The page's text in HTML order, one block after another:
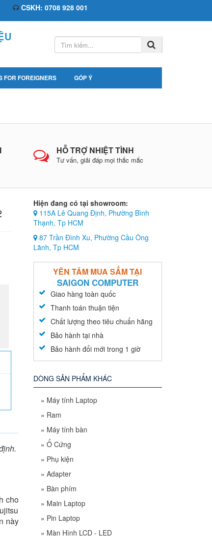
CSKH: 0708 928 001
FOR FOREIGNERS GÓP Ý
HỖ TRỢ NHIỆT TÌNH
Tư vấn, giải đáp mọi thắc mắc
cho
này
Hiện đang có tại showroom:
115A Lê Quang Định, Phường Bình
Thạnh, Tp HCM
87 Trần Đình Xu, Phường Cầu Ông
Lãnh, Tp HCM
YÊN TÂM MUA SẮM TẠI
SAIGON COMPUTER
Giao hàng toàn quốc
Thanh toán thuận tiện
Chất lượng theo tiêu chuẩn hãng
Bảo hành tại nhà
Bảo hành đổi mới trong 1 giờ
DÒNG SẢN PHẨM KHÁC
» Máy tính Laptop
» Ram
» Máy tính bàn
» Ổ Cứng
» Phụ kiện
» Adapter
» Bàn phím
» Main Laptop
» Pin Laptop
» Màn Hình LCD - LED